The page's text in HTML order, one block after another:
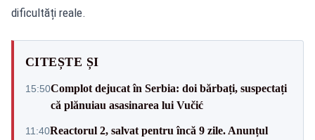
dificultăți reale.
CITEȘTE ȘI
15:50Complot dejucat în Serbia: doi bărbați, suspectați
că plănuiau asasinarea lui Vučić
11:40Reactorul 2, salvat pentru încă 9 zile. Anunțul